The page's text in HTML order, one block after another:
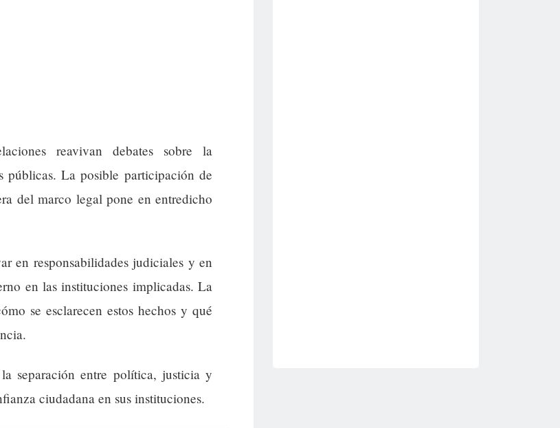
reavivan debates sobre la
públicas. La posible participación de
del marco legal pone en entredicho
en responsabilidades judiciales y en
en las instituciones implicadas. La
se esclarecen estos hechos y qué
separación entre política, justicia y
ciudadana en sus instituciones.